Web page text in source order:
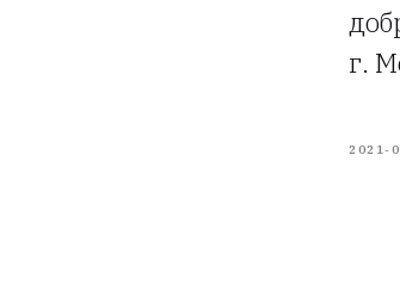
г.
2021-